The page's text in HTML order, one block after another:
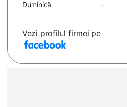
Duminică
-
Vezi profilul firmei pe